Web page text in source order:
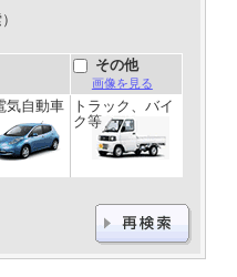
その他
画像を見る
気自動車
トラック、バイ
ク等